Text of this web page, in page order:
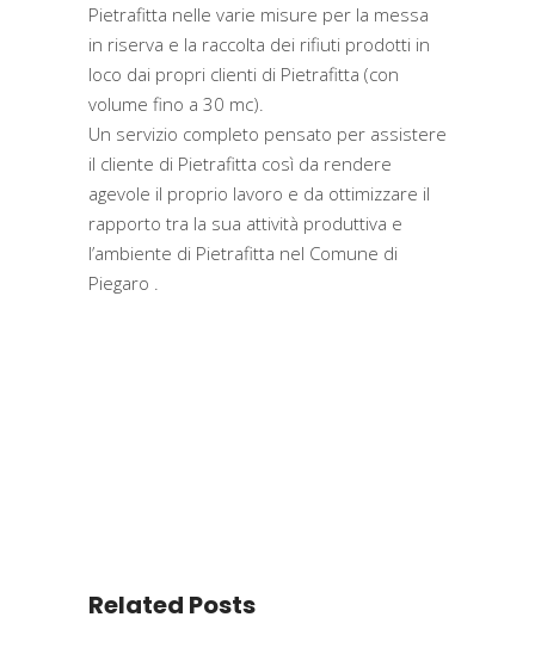
Pietrafitta nelle varie misure per la messa
in riserva e la raccolta dei rifiuti prodotti in
loco dai propri clienti di Pietrafitta (con
volume fino a 30 mc).
Un servizio completo pensato per assistere
il cliente di Pietrafitta così da rendere
agevole il proprio lavoro e da ottimizzare il
rapporto tra la sua attività produttiva e
l’ambiente di Pietrafitta nel Comune di
Piegaro .
Related Posts